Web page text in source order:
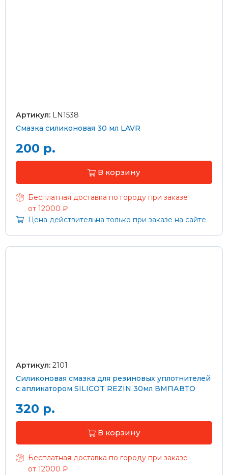
Артикул: LN1538
Смазка силиконовая 30 мл LAVR
200 р.
В корзину
Бесплатная доставка по городу при заказе
от 12000 ₽
Цена действительна только при заказе на сайте
Артикул: 2101
Силиконовая смазка для резиновых уплотнителей
с апликатором SILICOT REZIN 30мл ВМПАВТО
320 р.
В корзину
Бесплатная доставка по городу при заказе
от 12000 ₽